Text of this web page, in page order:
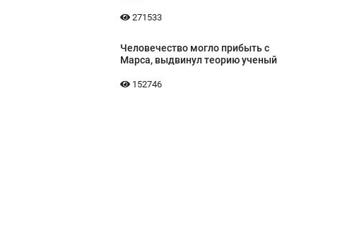
271533
Человечество могло прибыть с
Марса, выдвинул теорию ученый
152746